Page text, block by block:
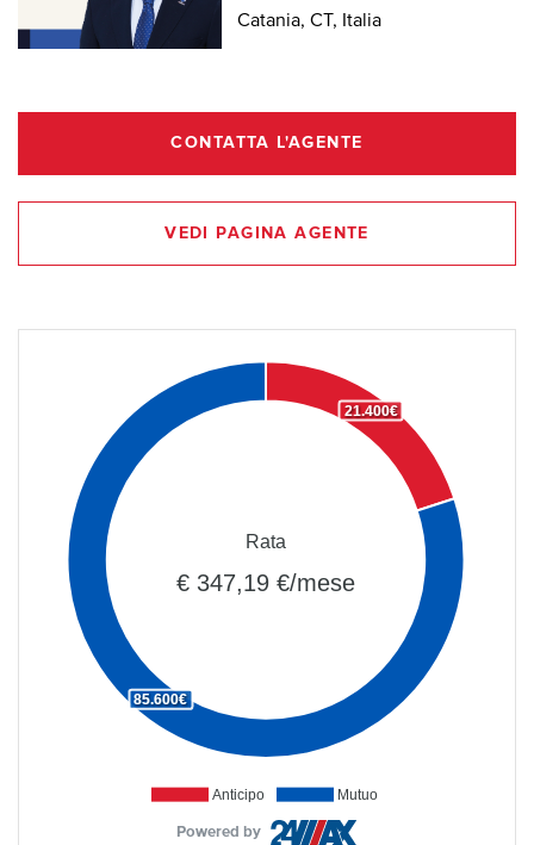
Catania, CT, Italia
CONTATTA L'AGENTE
VEDI PAGINA AGENTE
Anticipo Mutuo
21.400€
85.600€
Rata
€ 347,19 €/mese
Powered by